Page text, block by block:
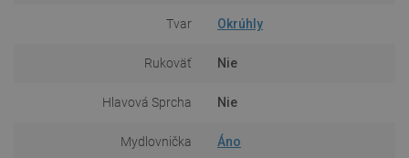
Tvar Okrúhly
Rukoväť Nie
Hlavová Sprcha Nie
Mydlovnička Áno